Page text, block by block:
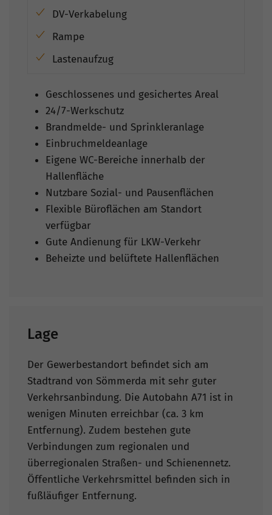
DV-Verkabelung
Rampe
Lastenaufzug
Geschlossenes und gesichertes Areal
24/7-Werkschutz
Brandmelde- und Sprinkleranlage
Einbruchmeldeanlage
Eigene WC-Bereiche innerhalb der
Hallenfläche
Nutzbare Sozial- und Pausenflächen
Flexible Büroflächen am Standort
verfügbar
Gute Andienung für LKW-Verkehr
Beheizte und belüftete Hallenflächen
Lage
Der Gewerbestandort befindet sich am
Stadtrand von Sömmerda mit sehr guter
Verkehrsanbindung. Die Autobahn A71 ist in
wenigen Minuten erreichbar (ca. 3 km
Entfernung). Zudem bestehen gute
Verbindungen zum regionalen und
überregionalen Straßen- und Schienennetz.
Öffentliche Verkehrsmittel befinden sich in
fußläufiger Entfernung.